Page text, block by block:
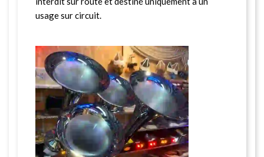
usage sur circuit.